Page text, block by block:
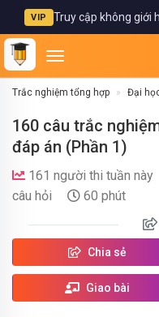
VIP Truy cập không giới
Trắc nghiệm tổng hợp Đại
160 câu trắc
đáp án (Phần 1)
161 người thi tuần này
câu hỏi
60 phút
Chia sẻ
Giao bài